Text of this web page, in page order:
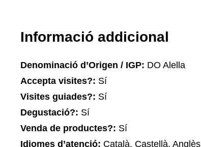
Informació addicional
Denominació d’Origen / IGP: DO Alella
Accepta visites?: Sí
Visites guiades?: Sí
Degustació?: Sí
Venda de productes?: Sí
Idiomes d’atenció: Català, Castellà, Anglès